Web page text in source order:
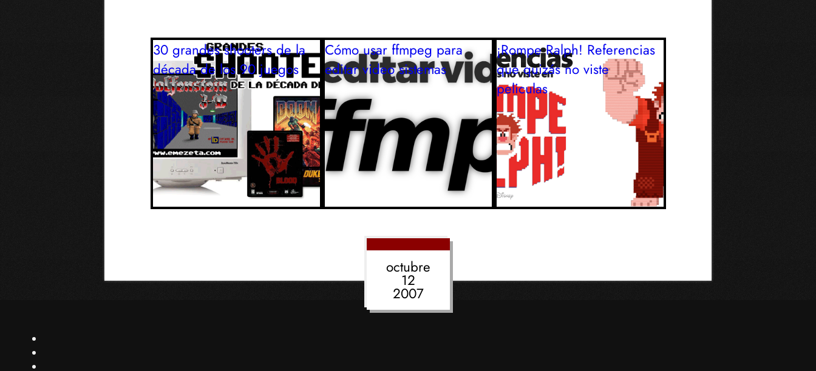
30 grandes shooters de la
década de los 90 juegos
Cómo usar ffmpeg para
editar video sistemas
¡Rompe Ralph! Referencias
que quizás no viste
peliculas
octubre
12
2007